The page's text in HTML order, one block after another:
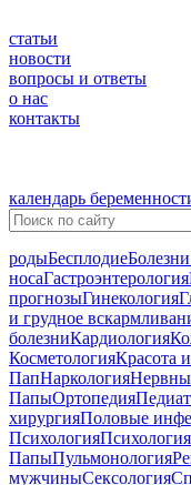
статьи
новости
вопросы и ответы
о нас
контакты
календарь
родыБесплодие
носаГастроэнтерология
прогнозыГинекология
и грудное
болезниКардиология
КосметологияКрасота
ПапНаркология
ПапыОртопедия
хирургияПоловые
Психология
ПапыПульмонология
мужчиныСексология